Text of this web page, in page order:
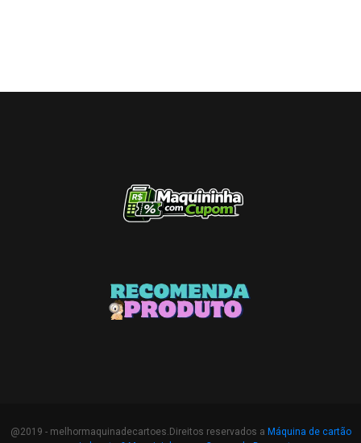
@2019 - melhormaquinadecartoes.Direitos reservados a Máquina de cartão